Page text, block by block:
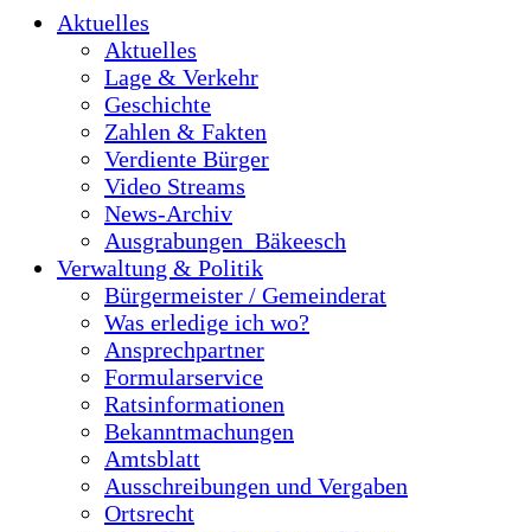
Aktuelles
Aktuelles
Lage & Verkehr
Geschichte
Zahlen & Fakten
Verdiente Bürger
Video Streams
News-Archiv
Ausgrabungen_Bäkeesch
Verwaltung & Politik
Bürgermeister / Gemeinderat
Was erledige ich wo?
Ansprechpartner
Formularservice
Ratsinformationen
Bekanntmachungen
Amtsblatt
Ausschreibungen und Vergaben
Ortsrecht